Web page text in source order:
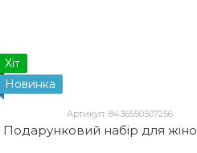
Оригінальна нішева
— легшими та
варіантів з яскравим шлейфом.
Хіт
Новинка
Артикул: 8436550507256
Подарунковий набір для